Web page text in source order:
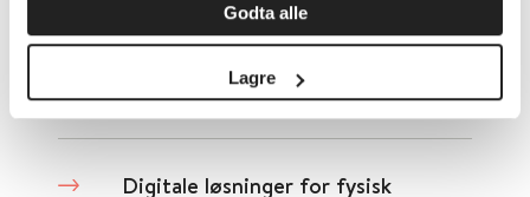
Godta alle
Lagre
Journal of Occupational and Environmental Medicine 2021
Detaljer
Digitale løsninger for fysisk